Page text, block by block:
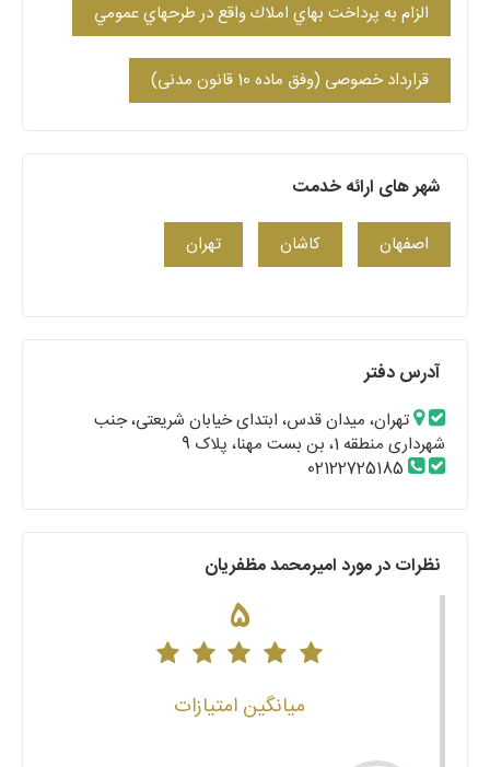
الزام به پرداخت بهاي املاك واقع در طرحهاي عمومي
قرارداد خصوصی (وفق ماده 10 قانون مدنی)
شهر های ارائه خدمت
اصفهان کاشان تهران
آدرس دفتر
تهران، میدان قدس، ابتدای خیابان شریعتی، جنب
شهرداری منطقه 1، بن بست مهنا، پلاک 9
02122725185
نظرات در مورد امیرمحمد مظفریان
5
میانگین امتیازات